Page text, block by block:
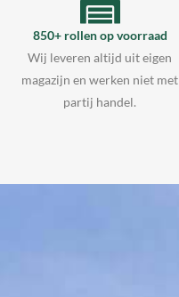
850+ rollen op voorraad
Wij leveren altijd uit eigen
magazijn en werken niet met
partij handel.